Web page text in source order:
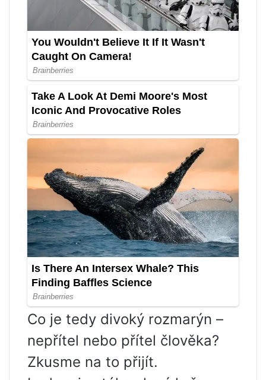
Co je tedy divoký rozmarýn –
nepřítel nebo přítel člověka?
Zkusme na to přijít.